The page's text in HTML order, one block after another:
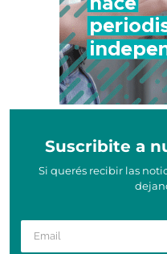
Suscribite a
Si querés recibir las